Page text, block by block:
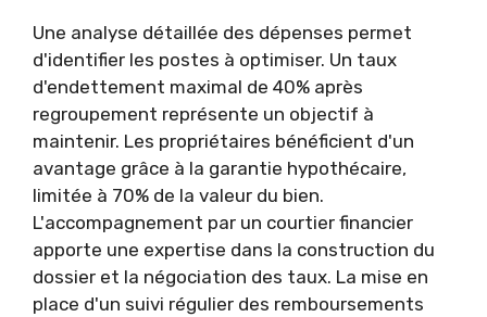
Une analyse détaillée des dépenses permet
d'identifier les postes à optimiser. Un taux
d'endettement maximal de 40% après
regroupement représente un objectif à
maintenir. Les propriétaires bénéficient d'un
avantage grâce à la garantie hypothécaire,
limitée à 70% de la valeur du bien.
L'accompagnement par un courtier financier
apporte une expertise dans la construction du
dossier et la négociation des taux. La mise en
place d'un suivi régulier des remboursements